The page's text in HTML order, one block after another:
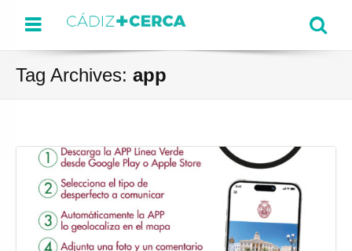
Menu
Tag Archives: app